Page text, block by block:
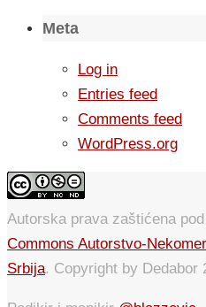
Meta
Log in
Entries feed
Comments feed
WordPress.org
Autorska prava zaštićena
Commons Autorstvo-
Srbija. Copyright by Dedabor